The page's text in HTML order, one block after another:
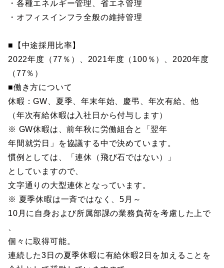
・各種エネルギー管理、省エネ管理
・オフィスインフラ全般の維持管理
■【中途採用比率】
2022年度（77％）、2021年度（100％）、2020年度
（77％）
■働き方について
休暇：GW、夏季、年末年始、慶弔、年次有給、他
（年次有給休暇は入社日から付与します）
※ GW休暇は、前年秋に労働組合と「翌年
年間就労日」を協議する中で決めています。
慣例としては、「連休（飛び石ではない）」
としていますので、
文字通りの大型連休となっています。
※ 夏季休暇は一斉ではなく、5月～
10月に自身および所属部課の業務負荷を考慮した上で
個々に取得可能。
連続した3日の夏季休暇に有給休暇2日を加えることを